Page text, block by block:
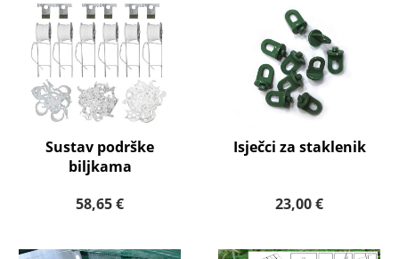
Sustav podrške
biljkama
58,65 €
Isječci za staklenik
23,00 €